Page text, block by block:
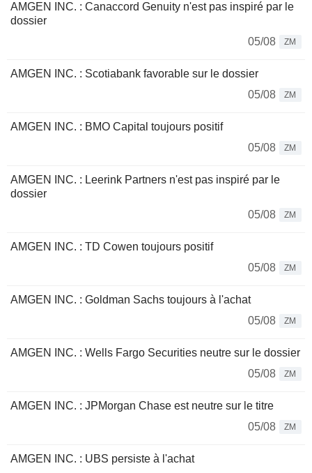
AMGEN INC. : Canaccord Genuity n'est pas inspiré par le
dossier
05/08
ZM
AMGEN INC. : Scotiabank favorable sur le dossier
05/08
ZM
AMGEN INC. : BMO Capital toujours positif
05/08
ZM
AMGEN INC. : Leerink Partners n'est pas inspiré par le
dossier
05/08
ZM
AMGEN INC. : TD Cowen toujours positif
05/08
ZM
AMGEN INC. : Goldman Sachs toujours à l'achat
05/08
ZM
AMGEN INC. : Wells Fargo Securities neutre sur le dossier
05/08
ZM
AMGEN INC. : JPMorgan Chase est neutre sur le titre
05/08
ZM
AMGEN INC. : UBS persiste à l'achat